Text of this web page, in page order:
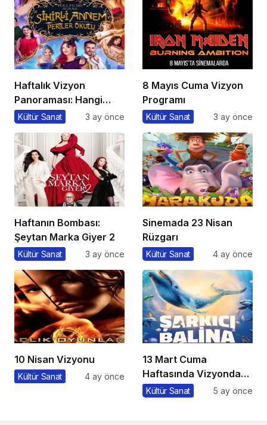
Haftalık Vizyon
Panoraması: Hangi
Filmi İzlemeli?
Kültür Sanat 3 ay önce
8 Mayıs Cuma Vizyon
Programı
Kültür Sanat 3 ay önce
Haftanın Bombası:
Şeytan Marka Giyer 2
Kültür Sanat 3 ay önce
Sinemada 23 Nisan
Rüzgarı
Kültür Sanat 4 ay önce
10 Nisan Vizyonu
Kültür Sanat 4 ay önce
13 Mart Cuma
Haftasında Vizyonda
Hangi Filmler Var?
Kültür Sanat 5 ay önce